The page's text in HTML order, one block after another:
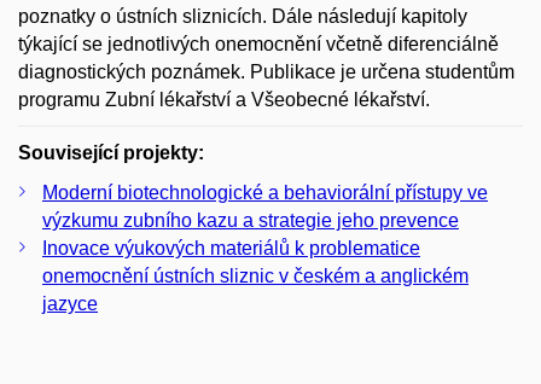
poznatky o ústních sliznicích. Dále následují kapitoly
týkající se jednotlivých onemocnění včetně diferenciálně
diagnostických poznámek. Publikace je určena studentům
programu Zubní lékařství a Všeobecné lékařství.
Související projekty:
Moderní biotechnologické a behaviorální přístupy ve
výzkumu zubního kazu a strategie jeho prevence
Inovace výukových materiálů k problematice
onemocnění ústních sliznic v českém a anglickém
jazyce